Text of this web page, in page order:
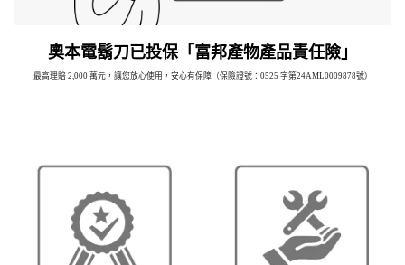
奧本電鬍刀已投保「富邦產物產品責任險」
最高理賠 2,000 萬元，讓您放心使用，安心有保障（保險證號：0525 字第24AML0009878號）